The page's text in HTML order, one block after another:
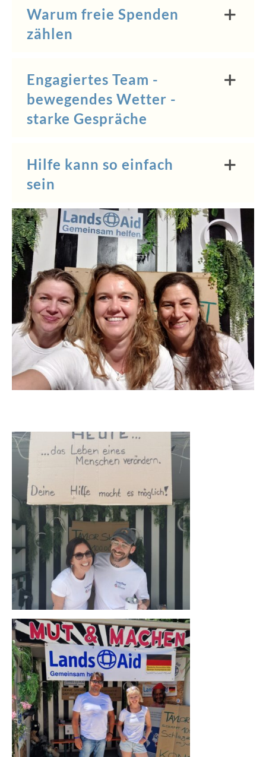
Warum freie Spenden
zählen
Engagiertes Team -
bewegendes Wetter -
starke Gespräche
Hilfe kann so einfach
sein